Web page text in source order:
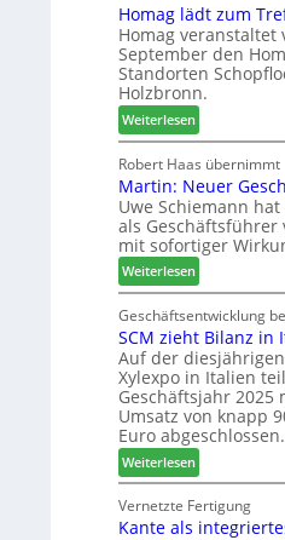
r
b
i
n
d
e
r
I
n
t
e
r
z
u
m
2
0
2
7
g
n
a
z
e
i
g
t
H
o
l
z
b
a
u
p
r
o
z
e
s
s
Homag lädt zum
Homag veranstaltet
September den
Standorten
Holzbronn.
Weiterlesen:
H
o
m
a
g
l
ä
d
t
z
u
m
T
r
e
f
f
e
Robert Haas übernimmt
Martin: Neuer
Uwe Schiemann
als Geschäftsführer
mit sofortiger
Weiterlesen:
M
a
r
t
i
n
:
N
e
u
e
r
Geschäftsentwicklung
SCM zieht Bilanz in
Auf der
Xylexpo in Italien
Geschäftsjahr 2025
Umsatz von knapp
Euro
Weiterlesen:
S
C
M
Vernetzte Fertigung
Kante als